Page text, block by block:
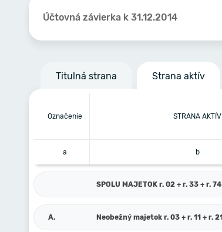
Účtovná závierka k 31.12.2014
Titulná strana Strana aktív
Označenie STRANA AKTÍV
a b
SPOLU MAJETOK r. 02 + r. 33 + r. 74
A. Neobežný majetok r. 03 + r. 11 + r. 21